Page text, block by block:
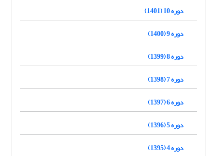
دوره 10 (1401)
دوره 9 (1400)
دوره 8 (1399)
دوره 7 (1398)
دوره 6 (1397)
دوره 5 (1396)
دوره 4 (1395)